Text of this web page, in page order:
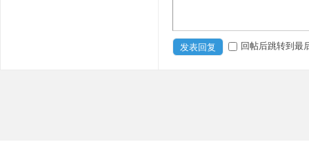
发表回复 回帖后跳转到最